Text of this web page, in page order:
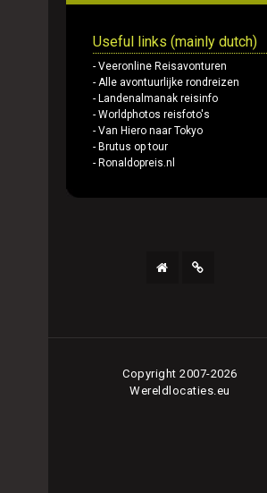
Useful links (mainly dutch)
- Veeronline Reisavonturen
- Alle avontuurlijke rondreizen
- Landenalmanak reisinfo
- Worldphotos reisfoto's
- Van Hiero naar Tokyo
- Brutus op tour
- Ronaldopreis.nl
Copyright 2007-2026
Wereldlocaties.eu